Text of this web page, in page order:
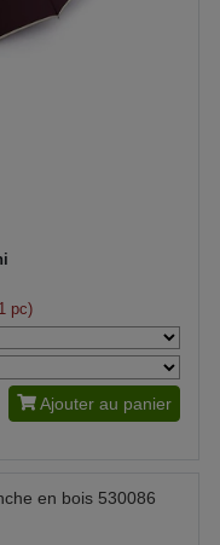
pc)
Ajouter au panier
en bois 530086